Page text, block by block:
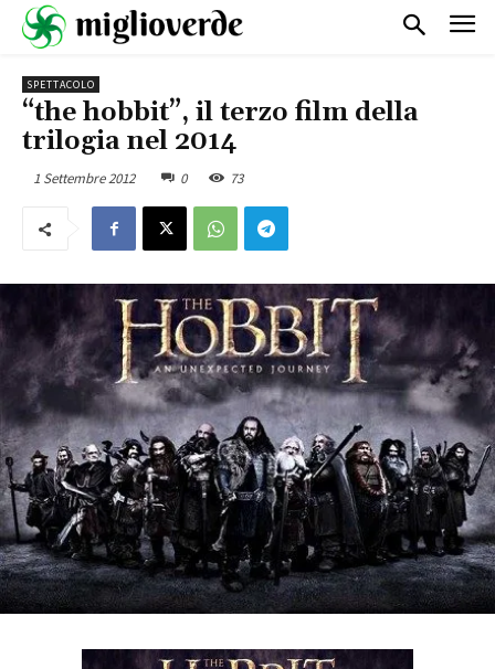
SPETTACOLO
“the hobbit”, il terzo film della
trilogia nel 2014
1 Settembre 2012 0 73